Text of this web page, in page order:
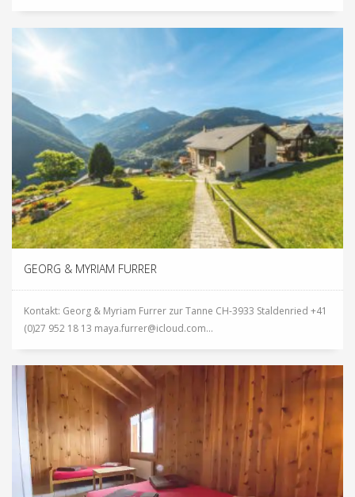
GEORG & MYRIAM FURRER
Kontakt: Georg & Myriam Furrer zur Tanne CH-3933 Staldenried +41
(0)27 952 18 13 maya.furrer@icloud.com...